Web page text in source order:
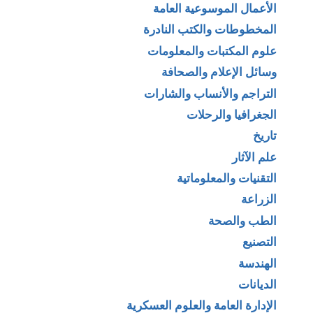
الأعمال الموسوعية العامة
المخطوطات والكتب النادرة
علوم المكتبات والمعلومات
وسائل الإعلام والصحافة
التراجم والأنساب والشارات
الجغرافيا والرحلات
تاريخ
علم الآثار
التقنيات والمعلوماتية
الزراعة
الطب والصحة
التصنيع
الهندسة
الديانات
الإدارة العامة والعلوم العسكرية